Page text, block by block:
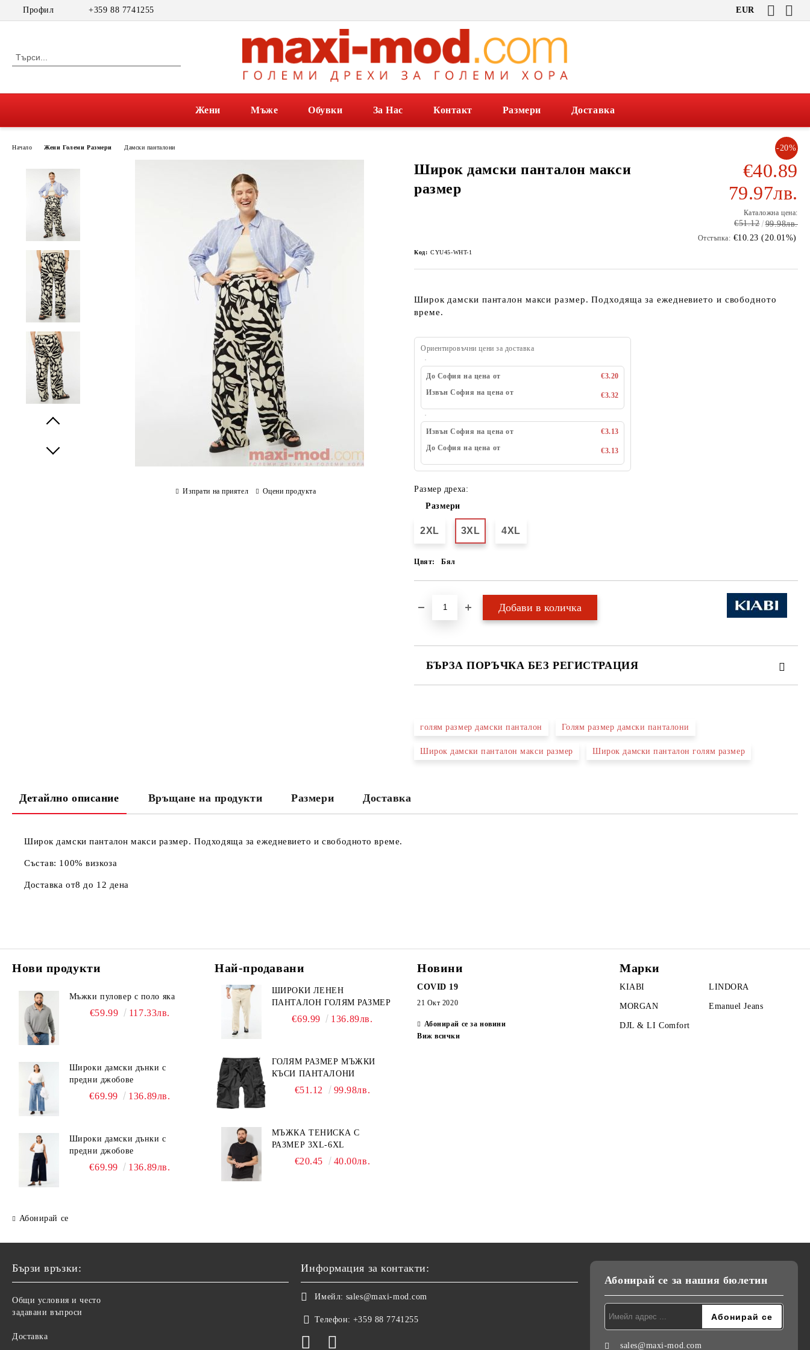
Профил +359 88 7741255 EUR
Жени Мъже Обувки За Нас Контакт Размери Доставка
Начало Жени Големи Размери Дамски панталони
Широк дамски панталон макси
размер
-20%
€40.89
79.97лв.
Каталожна цена:
€51.12 99.98лв.
Отстъпка: €10.23 (20.01%)
Код: CYU45-WHT-1
Широк дамски панталон макси размер. Подходяща за ежедневието и свободното
време.
Ориентировъчни цени за доставка
До София на цена от
€3.20
Извън София на цена от
€3.32
Извън София на цена от
€3.13
До София на цена от
€3.13
Размер дреха:
Размери
2XL 3XL 4XL
Цвят: Бял
БЪРЗА ПОРЪЧКА БЕЗ РЕГИСТРАЦИЯ
Ние ще се свържем с вас в рамките на работния ден.
голям размер дамски панталон Голям размер дамски панталони
Широк дамски панталон макси размер Широк дамски панталон голям размер
Изпрати на приятел Оцени продукта
Детайлно описание Връщане на продукти Размери Доставка
Широк дамски панталон макси размер. Подходяща за ежедневието и свободното време.
Състав: 100% визкоза
Доставка от8 до 12 дена
Нови продукти
Мъжки пуловер с поло яка
€59.99 117.33лв.
Широки дамски дънки с
предни джобове
€69.99 136.89лв.
Широки дамски дънки с
предни джобове
€69.99 136.89лв.
Абонирай се
Най-продавани
ШИРОКИ ЛЕНЕН
ПАНТАЛОН ГОЛЯМ РАЗМЕР
€69.99 136.89лв.
ГОЛЯМ РАЗМЕР МЪЖКИ
КЪСИ ПАНТАЛОНИ
€51.12 99.98лв.
МЪЖКА ТЕНИСКА С
РАЗМЕР 3XL-6XL
€20.45 40.00лв.
Новини
COVID 19
21 Окт 2020
Абонирай се за новини
Виж всички
Марки
KIABI LINDORA
MORGAN Emanuel Jeans
DJL & LI Comfort
Бързи връзки:
Общи условия и често
задавани въпроси
Доставка
Информация за контакти:
Имейл: sales@maxi-mod.com
Телефон: +359 88 7741255
Абонирай се за нашия бюлетин
sales@maxi-mod.com